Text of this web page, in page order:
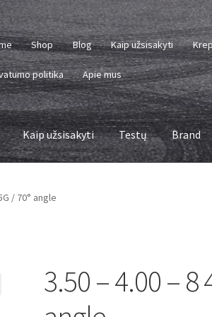
Shop Blog Kaip užsisakyti
politika Apie mus
Kaip užsisakyti Testų Brand
/ 70° angle
3.50 – 4.00 – 8